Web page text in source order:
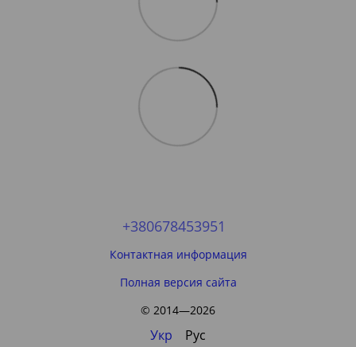
+380678453951
Контактная информация
Полная версия сайта
© 2014—2026
Укр Рус